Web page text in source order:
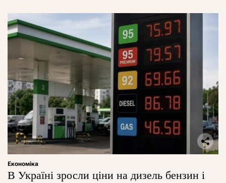
Економіка
В Україні зросли ціни на дизель бензин і